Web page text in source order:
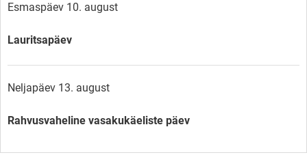
Esmaspäev 10. august
Lauritsapäev
Neljapäev 13. august
Rahvusvaheline vasakukäeliste päev